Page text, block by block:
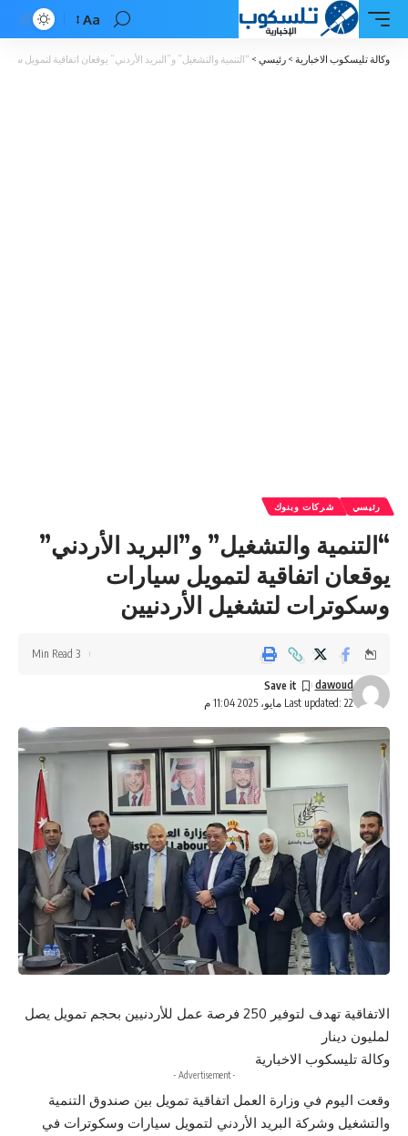
Font
Resizer
Aa
وكالة تليسكوب الاخبارية > رئيسي > “التنمية والتشغيل” و”البريد الأردني” يوقعان اتفاقية لتمويل
رئيسي شركات وبنوك
“التنمية والتشغيل” و”البريد الأردني”
يوقعان اتفاقية لتمويل سيارات
وسكوترات لتشغيل الأردنيين
Last updated: 22 مايو، 2025 11:04 م
dawoud
3 Min Read
الاتفاقية تهدف لتوفير 250 فرصة عمل للأردنيين بحجم تمويل يصل
لمليون دينار
وكالة تليسكوب الاخبارية
- Advertisement -
وقعت اليوم في وزارة العمل اتفاقية تمويل بين صندوق التنمية
والتشغيل وشركة البريد الأردني لتمويل سيارات وسكوترات في